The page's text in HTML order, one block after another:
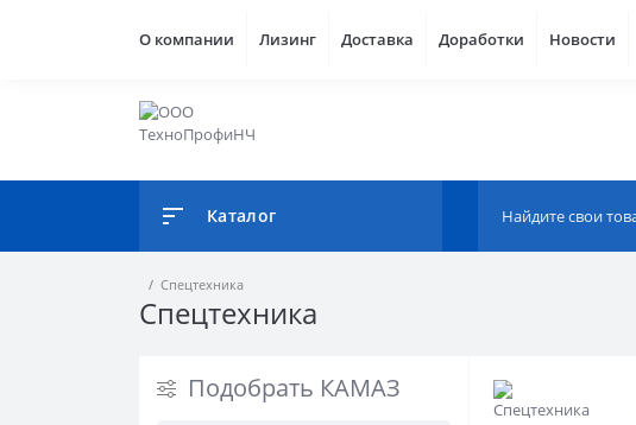
О компании Лизинг Доставка Доработки Новости
Каталог
Спецтехника
Спецтехника
Подобрать КАМАЗ